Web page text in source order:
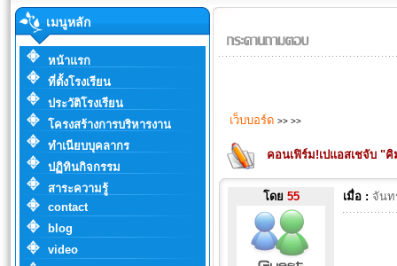
เมนูหลัก
หน้าแรก
ที่ตั้งโรงเรียน
ประวัติโรงเรียน
โครงสร้างการบริหารงาน
ทำเนียบบุคลากร
ปฏิทินกิจกรรม
สาระความรู้
contact
blog
video
เว็บบอร์ด >> >>
คอนเฟิร์ม!เปแอสเชจับ
โดย 55 เมื่อ : จันท